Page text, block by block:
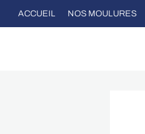
ACCUEIL NOS MOULURES